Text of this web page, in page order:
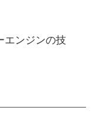
エンジンの技